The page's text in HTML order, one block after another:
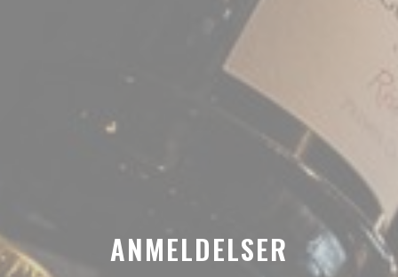
ANMELDELSER